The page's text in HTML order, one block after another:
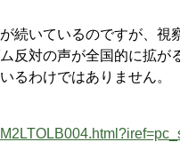
続いているのですが、視
反対の声が全国的に拡
るわけではありません。